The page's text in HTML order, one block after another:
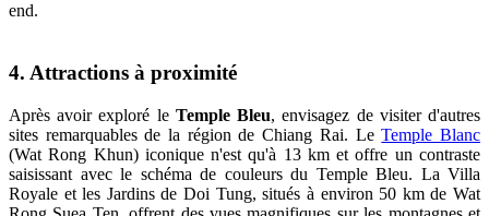
end.
4. Attractions à proximité
Après avoir exploré le Temple Bleu, envisagez de visiter d'autres
sites remarquables de la région de Chiang Rai. LeTemple Blanc
(Wat Rong Khun) iconique n'est qu'à 13 km et offre un contraste
saisissant avec le schéma de couleurs du Temple Bleu. La Villa
Royale et les Jardins de Doi Tung, situés à environ 50 km de Wat